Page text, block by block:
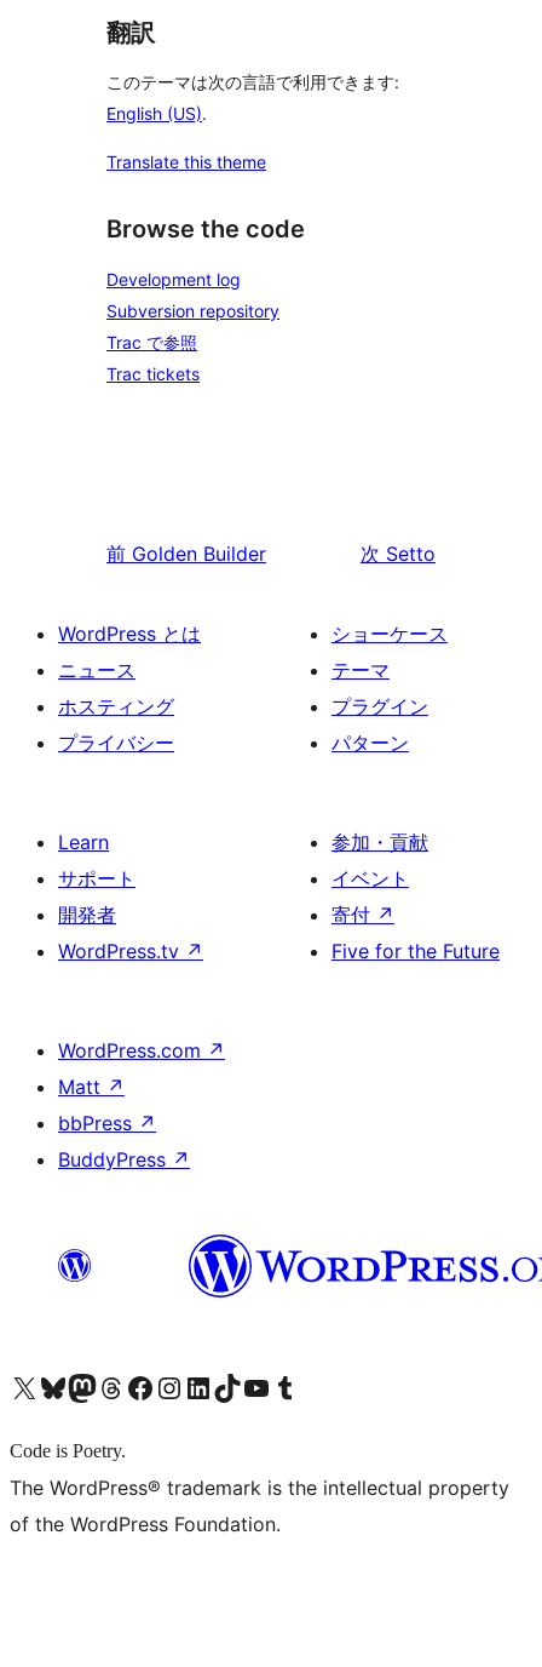
翻訳
このテーマは次の言語で利用できます:
English (US).
Translate this theme
Browse the code
Development log
Subversion repository
Trac で参照
Trac tickets
前 Golden Builder 次 Setto
WordPress とは
ニュース
ホスティング
プライバシー
ショーケース
テーマ
プラグイン
パターン
Learn
サポート
開発者
WordPress.tv ↗
参加・貢献
イベント
寄付 ↗
Five for the Future
WordPress.com ↗
Matt ↗
bbPress ↗
BuddyPress ↗
X (旧 Twitter) アカウントへBluesky アカウントへMastodon アカウントへThreads アカウントへ Facebook ページへInstagram アカウントへ LinkedIn アカウントへTikTok アカウントへYouTube チャンネルへ Tumblr アカウントへ
Code is Poetry.
The WordPress® trademark is the intellectual property
of the WordPress Foundation.